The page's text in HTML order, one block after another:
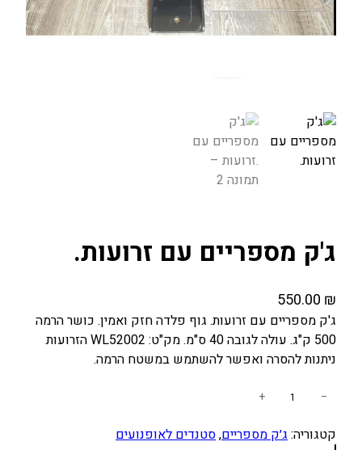
ג'ק מספריים עם זרועות.
550.00 ₪
ג'ק מספריים עם זרועות. גוף פלדה חזק ואמין. כושר הרמה
500 ק"ג. עולה לגובה 40 ס"מ. מק"ט: WL52002 הזרועות
ניתנות להסרה ואפשר להשתמש במשטח הרמה.
ו
−
+
קטגוריה:ג׳ק מספריים, סטנדים לאופנועים